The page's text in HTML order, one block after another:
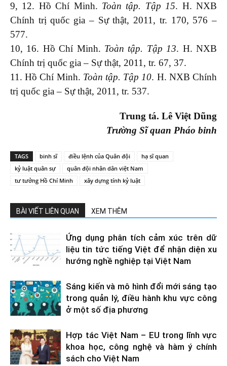
9, 12. Hồ Chí Minh. Toàn tập. Tập 15. H. NXB
Chính trị quốc gia – Sự thật, 2011, tr. 170, 576 –
577.
10, 16. Hồ Chí Minh. Toàn tập. Tập 13. H. NXB
Chính trị quốc gia – Sự thật, 2011, tr. 67, 37.
11. Hồ Chí Minh. Toàn tập. Tập 10. H. NXB Chính
trị quốc gia – Sự thật, 2011, tr. 537.
Trung tá. Lê Việt Dũng
Trường Sĩ quan Pháo binh
TAGS binh sĩ điều lệnh của Quân đội
hạ sĩ quan
kỷ luật quân sự
quân đội nhân dân việt Nam
tư tưởng Hồ Chí Minh
xây dựng tính kỷ luật
BÀI VIẾT LIÊN QUAN XEM THÊM
Ứng dụng phân tích cảm xúc trên dữ
liệu tin tức tiếng Việt để nhận diện xu
hướng nghề nghiệp tại Việt Nam
Sáng kiến và mô hình đổi mới sáng tạo
trong quản lý, điều hành khu vực công
ở một số địa phương
Hợp tác Việt Nam – EU trong lĩnh vực
khoa học, công nghệ và hàm ý chính
sách cho Việt Nam